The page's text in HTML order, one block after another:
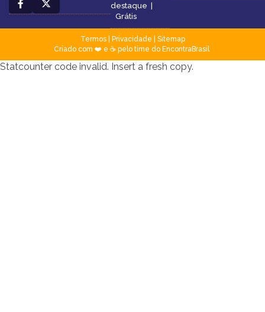
destaque
Grátis
Termos| Privacidade
Sitemap
Criado com ❤️ e ☕ pelo time do EncontraBrasil
Statcounter code invalid. Insert a fresh copy.